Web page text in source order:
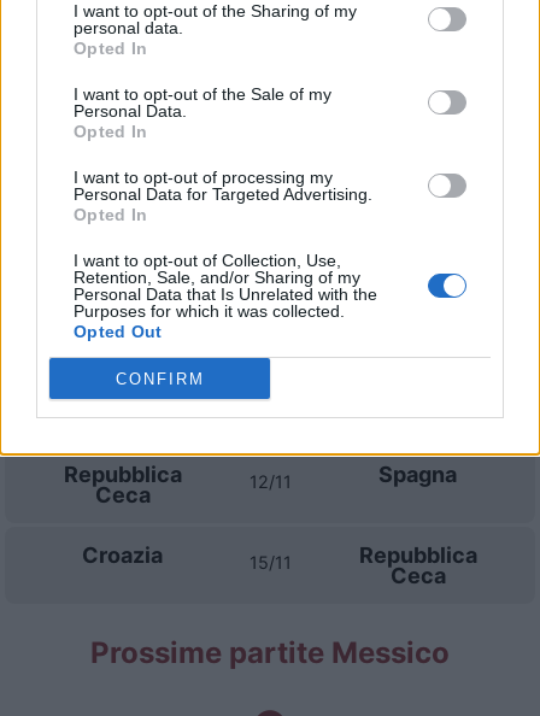
I want to opt-out of the Sharing of my
personal data.
Opted In
I want to opt-out of the Sale of my
Personal Data.
Opted In
I want to opt-out of processing my
Personal Data for Targeted Advertising.
Opted In
I want to opt-out of Collection, Use,
Retention, Sale, and/or Sharing of my
Personal Data that Is Unrelated with the
Purposes for which it was collected.
Opted Out
CONFIRM
Prossime partite Repubblica
Ceca
Ceca
Repubblica
Ceca
Spagna 03/10
Inghilterra 06/10
Ceca
Repubblica
Ceca
12/11 Spagna
Croazia 15/11
Repubblica
Ceca
Prossime partite Messico